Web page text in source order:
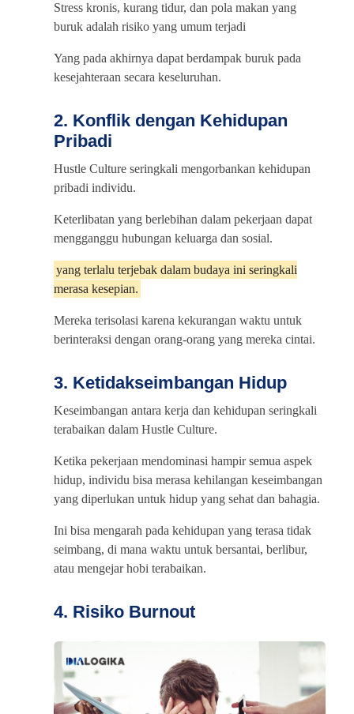
Stress kronis, kurang tidur, dan pola makan yang
buruk adalah risiko yang umum terjadi
Yang pada akhirnya dapat berdampak buruk pada
kesejahteraan secara keseluruhan.
2. Konflik dengan Kehidupan
Pribadi
Hustle Culture seringkali mengorbankan kehidupan
pribadi individu.
Keterlibatan yang berlebihan dalam pekerjaan dapat
mengganggu hubungan keluarga dan sosial.
yang terlalu terjebak dalam budaya ini seringkali
merasa kesepian.
Mereka terisolasi karena kekurangan waktu untuk
berinteraksi dengan orang-orang yang mereka cintai.
3. Ketidakseimbangan Hidup
Keseimbangan antara kerja dan kehidupan seringkali
terabaikan dalam Hustle Culture.
Ketika pekerjaan mendominasi hampir semua aspek
hidup, individu bisa merasa kehilangan keseimbangan
yang diperlukan untuk hidup yang sehat dan bahagia.
Ini bisa mengarah pada kehidupan yang terasa tidak
seimbang, di mana waktu untuk bersantai, berlibur,
atau mengejar hobi terabaikan.
4. Risiko Burnout